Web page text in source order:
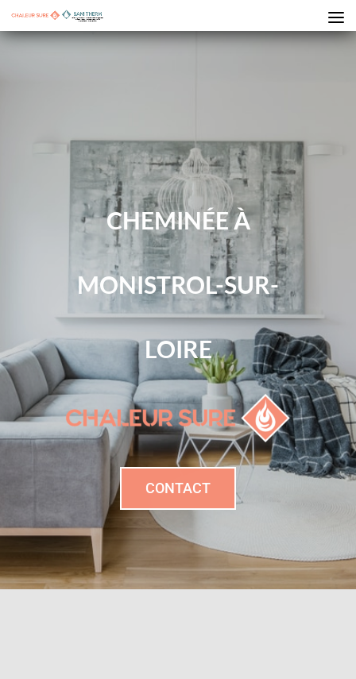
CHEMINÉE À
MONISTROL-SUR-
LOIRE
CONTACT